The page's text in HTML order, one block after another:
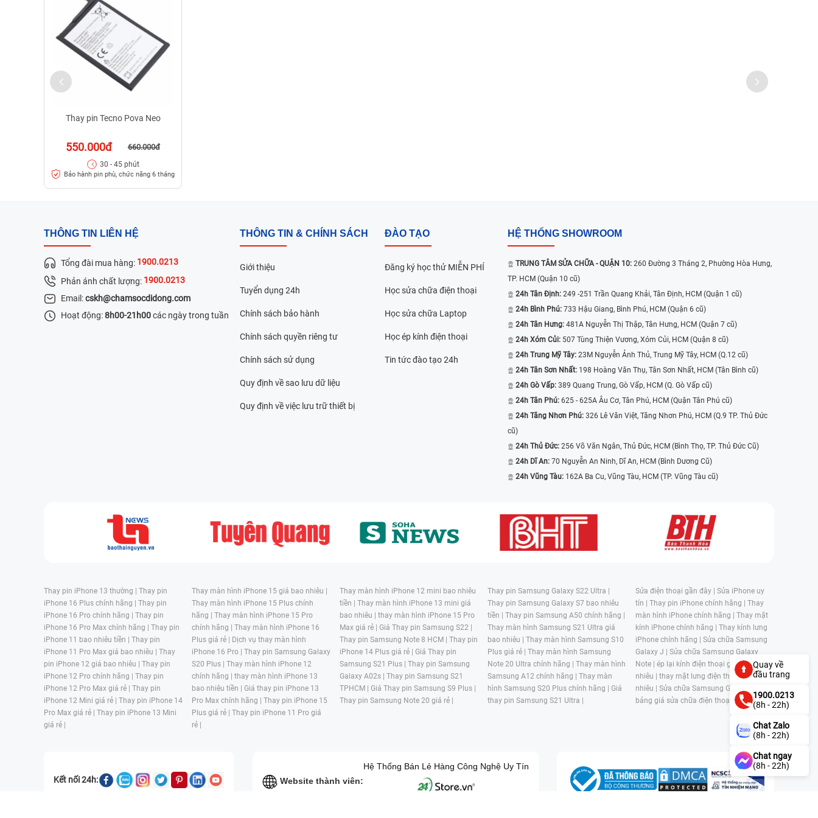
Thay pin Tecno Pova Neo
550.000đ 660.000đ
30 - 45 phút
Bảo hành pin phù, chức năng 6 tháng
THÔNG TIN LIÊN HỆ
Tổng đài mua hàng: 1900.0213
Phản ánh chất lượng: 1900.0213
Email:cskh@chamsocdidong.com
Hoạt động:8h00-21h00các ngày trong tuần
THÔNG TIN & CHÍNH SÁCH
Giới thiệu
Tuyển dụng 24h
Chính sách bảo hành
Chính sách quyền riêng tư
Chính sách sử dụng
Quy định về sao lưu dữ liệu
Quy định về việc lưu trữ thiết bị
ĐÀO TẠO
Đăng ký học thử MIỄN PHÍ
Học sửa chữa điện thoại
Học sửa chữa Laptop
Học ép kính điện thoại
Tin tức đào tạo 24h
HỆ THỐNG SHOWROOM
TRUNG TÂM SỬA CHỮA - QUẬN 10: 260 Đường 3 Tháng 2, Phường Hòa Hưng,
TP. HCM (Quận 10 cũ)
24h Tân Định: 249 -251 Trần Quang Khải, Tân Định, HCM (Quận 1 cũ)
24h Bình Phú: 733 Hậu Giang, Bình Phú, HCM (Quận 6 cũ)
24h Tân Hưng: 481A Nguyễn Thị Thập, Tân Hưng, HCM (Quận 7 cũ)
24h Xóm Củi: 507 Tùng Thiện Vương, Xóm Củi, HCM (Quận 8 cũ)
24h Trung Mỹ Tây: 23M Nguyễn Ảnh Thủ, Trung Mỹ Tây, HCM (Q.12 cũ)
24h Tân Sơn Nhất: 198 Hoàng Văn Thụ, Tân Sơn Nhất, HCM (Tân Bình cũ)
24h Gò Vấp: 389 Quang Trung, Gò Vấp, HCM (Q. Gò Vấp cũ)
24h Tân Phú: 625 - 625A Âu Cơ, Tân Phú, HCM (Quận Tân Phú cũ)
24h Tăng Nhơn Phú: 326 Lê Văn Việt, Tăng Nhơn Phú, HCM (Q.9 TP. Thủ Đức
cũ)
24h Thủ Đức: 256 Võ Văn Ngân, Thủ Đức, HCM (Bình Thọ, TP. Thủ Đức Cũ)
24h Dĩ An: 70 Nguyễn An Ninh, Dĩ An, HCM (Bình Dương Cũ)
24h Vũng Tàu: 162A Ba Cu, Vũng Tàu, HCM (TP. Vũng Tàu cũ)
Thay pin iPhone 13 thường | Thay pin
iPhone 16 Plus chính hãng | Thay pin
iPhone 16 Pro chính hãng | Thay pin
iPhone 16 Pro Max chính hãng | Thay pin
iPhone 11 bao nhiêu tiền | Thay pin
iPhone 11 Pro Max giá bao nhiêu | Thay
pin iPhone 12 giá bao nhiêu | Thay pin
iPhone 12 Pro chính hãng | Thay pin
iPhone 12 Pro Max giá rẻ | Thay pin
iPhone 12 Mini giá rẻ | Thay pin iPhone 14
Pro Max giá rẻ | Thay pin iPhone 13 Mini
giá rẻ |
Thay màn hình iPhone 15 giá bao nhiêu |
Thay màn hình iPhone 15 Plus chính
hãng | Thay màn hình iPhone 15 Pro
chính hãng | Thay màn hình iPhone 16
Plus giá rẻ |
Dịch vụ thay màn hình
iPhone 16 Pro | Thay pin Samsung Galaxy
S20 Plus | Thay màn hình iPhone 12
chính hãng | thay màn hình iPhone 13
bao nhiêu tiền | Giá thay pin iPhone 13
Pro Max chính hãng | Thay pin iPhone 15
Plus giá rẻ | Thay pin iPhone 11 Pro giá
rẻ |
Thay màn hình iPhone 12 mini bao nhiêu
tiền | Thay màn hình iPhone 13 mini giá
bao nhiêu | thay màn hình iPhone 15 Pro
Max giá rẻ | Giá Thay pin Samsung S22 |
Thay pin Samsung Note 8 HCM | Thay pin
iPhone 14 Plus giá rẻ | Giá Thay pin
Samsung S21 Plus | Thay pin Samsung
Galaxy A02s | Thay pin Samsung S21
TPHCM | Giá Thay pin Samsung S9 Plus |
Thay pin Samsung Note 20 giá rẻ |
Thay pin Samsung Galaxy S22 Ultra |
Thay pin Samsung Galaxy S7 bao nhiêu
tiền | Thay pin Samsung A50 chính hãng |
Thay màn hình Samsung S21 Ultra giá
bao nhiêu | Thay màn hình Samsung S10
Plus giá rẻ | Thay màn hình Samsung
Note 20 Ultra chính hãng | Thay màn hình
Samsung A12 chính hãng | Thay màn
hình Samsung S20 Plus chính hãng | Giá
thay pin Samsung S21 Ultra |
Sửa điện thoại gần đây | Sửa iPhone uy
tín | Thay pin iPhone chính hãng | Thay
màn hình iPhone chính hãng | Thay mặt
kính iPhone chính hãng | Thay kính lưng
iPhone chính hãng | Sửa chữa Samsung
Galaxy J | Sửa chữa Samsung Galaxy
Note | ép lại kính điện thoại giá bao
nhiêu | thay mặt lưng điện thoại giá bao
nhiêu | Sửa chữa Samsung Galaxy S |
bảng giá sửa chữa điện thoại samsung |
Kết nối 24h: Website thành viên:
Hệ Thống Bán Lẻ Hàng Công Nghệ Uy Tín
Quay về
đầu trang
1900.0213
(8h - 22h)
Chat Zalo
(8h - 22h)
Chat ngay
(8h - 22h)